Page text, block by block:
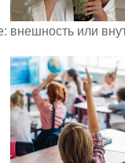
внешность или